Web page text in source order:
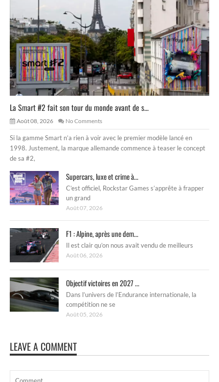
La Smart #2 fait son tour du monde avant de s...
Août 08, 2026 No Comments
Si la gamme Smart n’a rien à voir avec le premier modèle lancé en
1998. Justement, la marque allemande commence à teaser le concept
de sa #2,
Supercars, luxe et crime à...
C’est officiel, Rockstar Games s’apprête à frapper
un grand
Août 07, 2026
F1 : Alpine, après une dem...
Il est clair qu’on nous avait vendu de meilleurs
Août 06, 2026
Objectif victoires en 2027 ...
Dans l’univers de l’Endurance internationale, la
compétition ne se
Août 05, 2026
LEAVE A COMMENT